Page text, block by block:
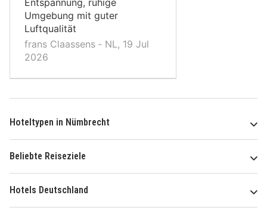
Umgebung mit guter
Luftqualität
frans Claassens ‐ NL, 19 Jul
2026
Hoteltypen in Nümbrecht
Beliebte Reiseziele
Hotels Deutschland